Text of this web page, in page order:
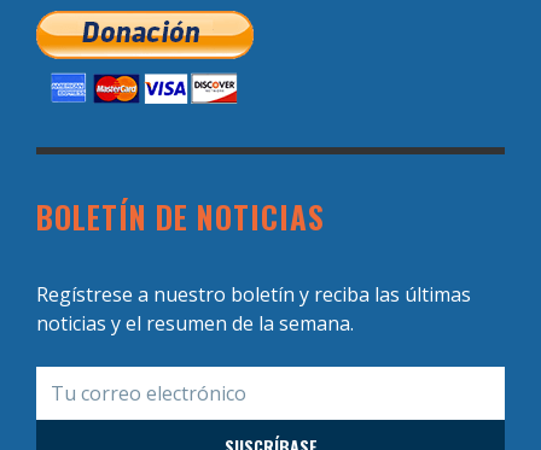
BOLETÍN DE NOTICIAS
Regístrese a nuestro boletín y reciba las últimas
noticias y el resumen de la semana.